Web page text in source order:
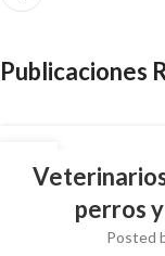
Publicaciones
16
DIC
perros
Posted